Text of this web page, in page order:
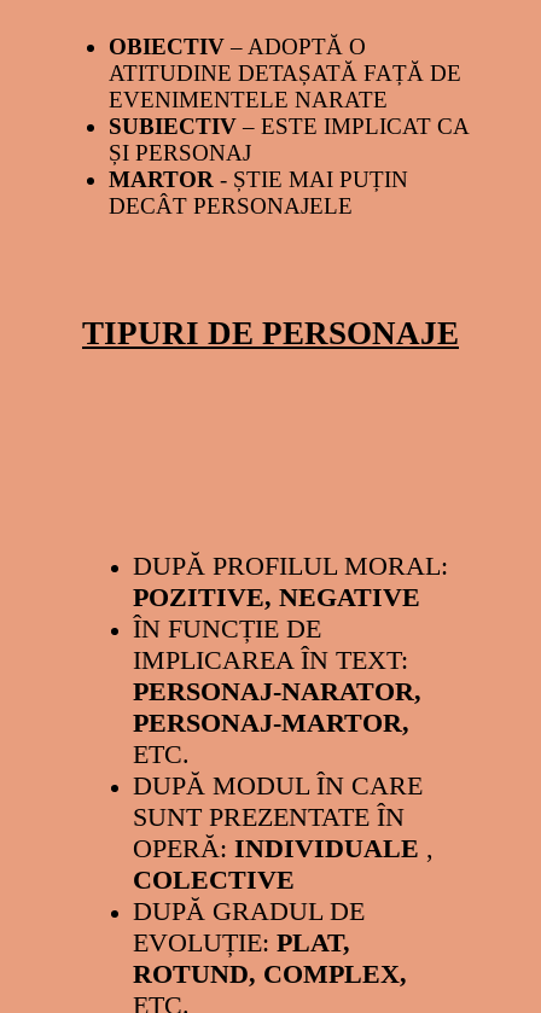
OBIECTIV– ADOPTĂ O
ATITUDINE DETAȘATĂ FAȚĂ DE
EVENIMENTELE NARATE
SUBIECTIV– ESTE IMPLICAT CA
ȘI PERSONAJ
MARTOR - ȘTIE MAI PUȚIN
DECÂT PERSONAJELE
TIPURI DE PERSONAJE
DUPĂ PROFILUL MORAL:
POZITIVE, NEGATIVE
ÎN FUNCȚIE DE
IMPLICAREA ÎN TEXT:
PERSONAJ-NARATOR,
PERSONAJ-MARTOR,
ETC.
DUPĂ MODUL ÎN CARE
SUNT PREZENTATE ÎN
OPERĂ: INDIVIDUALE ,
COLECTIVE
DUPĂ GRADUL DE
EVOLUȚIE: PLAT,
ROTUND, COMPLEX,
ETC.